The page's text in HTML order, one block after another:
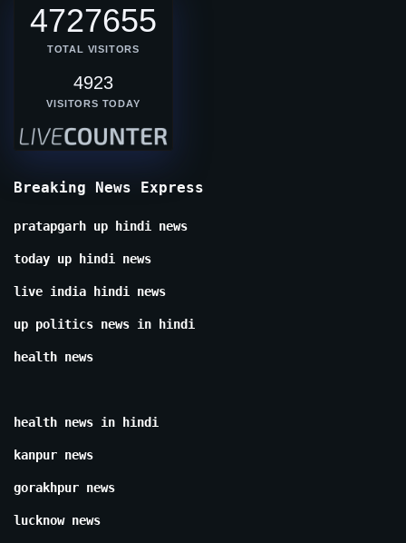
4727655
TOTAL VISITORS
4923
VISITORS TODAY
Breaking News Express
pratapgarh up hindi news
today up hindi news
live india hindi news
up politics news in hindi
health news
health news in hindi
kanpur news
gorakhpur news
lucknow news